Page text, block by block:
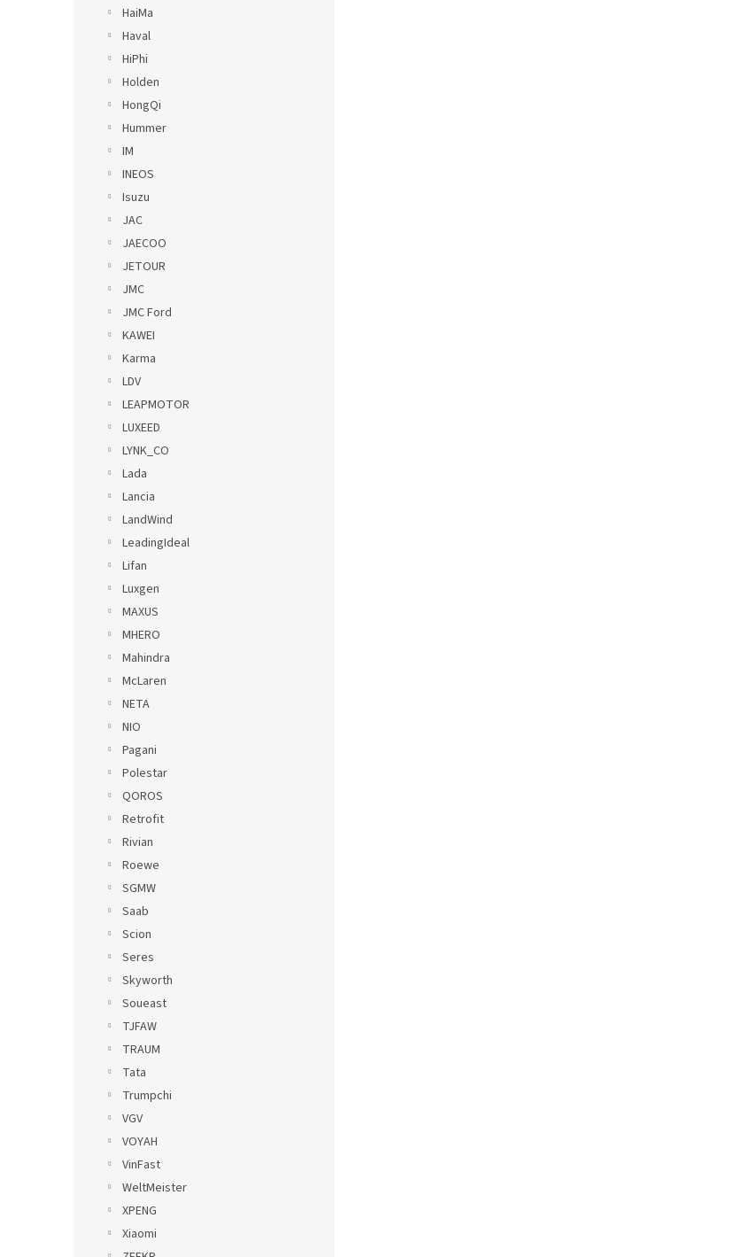
HaiMa
Haval
HiPhi
Holden
HongQi
Hummer
IM
INEOS
Isuzu
JAC
JAECOO
JETOUR
JMC
JMC Ford
KAWEI
Karma
LDV
LEAPMOTOR
LUXEED
LYNK_CO
Lada
Lancia
LandWind
LeadingIdeal
Lifan
Luxgen
MAXUS
MHERO
Mahindra
McLaren
NETA
NIO
Pagani
Polestar
QOROS
Retrofit
Rivian
Roewe
SGMW
Saab
Scion
Seres
Skyworth
Soueast
TJFAW
TRAUM
Tata
Trumpchi
VGV
VOYAH
VinFast
WeltMeister
XPENG
Xiaomi